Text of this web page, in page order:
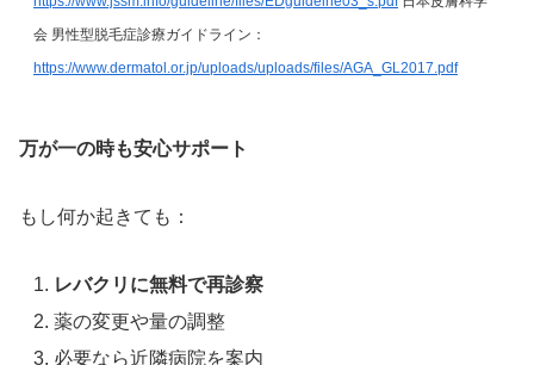
会 男性型脱毛症診療ガイドライン：
https://www.dermatol.or.jp/uploads/uploads/files/AGA_GL2017.pdf
万が一の時も安心サポート
もし何か起きても：
レバクリに無料で再診察
薬の変更や量の調整
必要なら近隣病院を案内